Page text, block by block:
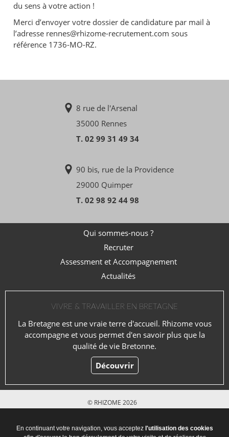
du sens à votre action !
Merci d’envoyer votre dossier de candidature par mail à
l’adresse rennes@rhizome-recrutement.com sous
référence 1736-MO-RZ.
8 rue de l'Arsenal
35000 Rennes
T. 02 99 31 49 34
90 bis, rue de la Providence
29000 Quimper
T. 02 98 92 44 98
Qui sommes-nous ?
Recruter
Assessment et Accompagnement
Actualités
VIVRE & TRAVAILLER EN BRETAGNE
La Bretagne est une vraie terre d'accueil. Rhizome vous
accompagne et vous permet d'en savoir plus que la
qualité de vie Bretonne.
Découvrir
© RHIZOME 2026
Mentions légales
En continuant votre navigation, vous acceptez l'utilisation des cookies